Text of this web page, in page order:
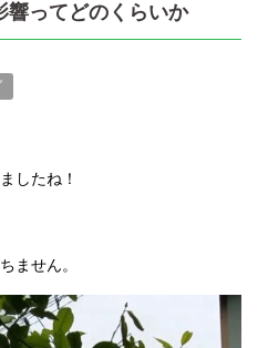
響ってどのくらいか
したね！
ません。